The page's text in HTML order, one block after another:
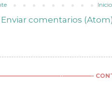
Inicio
Enviar comentarios
—————- CONTINÚA